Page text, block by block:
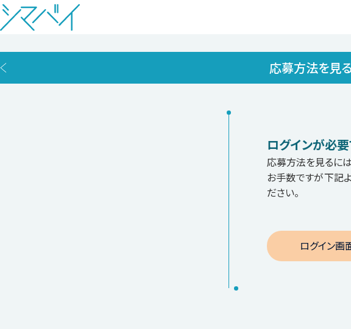
応募方法を見る
ログインが必
応募方法を見るに
お手数ですが下記
ださい。
ログイン画